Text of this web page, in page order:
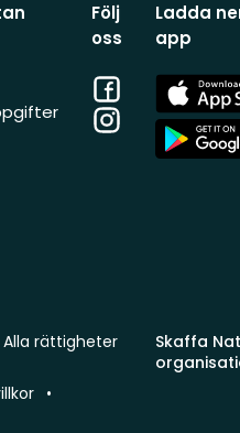
Följ
oss
Facebook
Instagram
Ladda
app
App
Store
App
Store
Skaffa
rättigheter